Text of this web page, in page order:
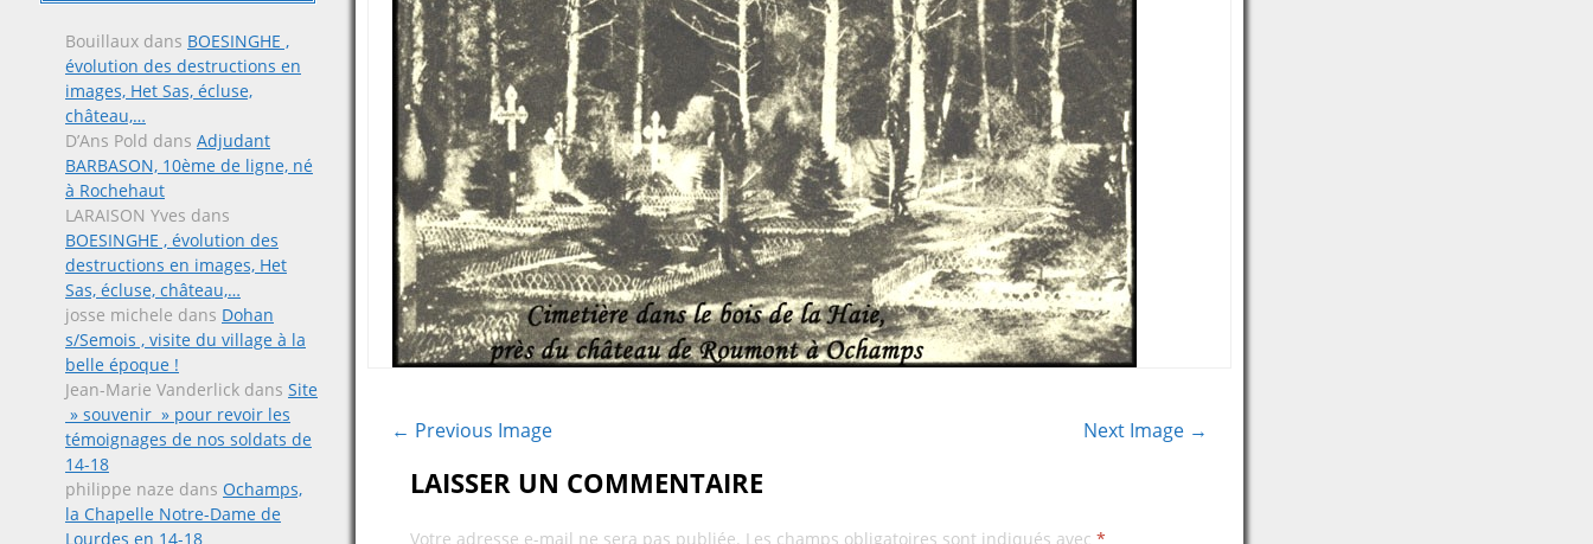
Bouillaux dans BOESINGHE ,
évolution des destructions en
images, Het Sas, écluse,
château,…
D’Ans Pold dans Adjudant
BARBASON, 10ème de ligne, né
à Rochehaut
LARAISON Yves dans
BOESINGHE , évolution des
destructions en images, Het
Sas, écluse, château,…
josse michele dans Dohan
s/Semois , visite du village à la
belle époque !
Jean-Marie Vanderlick dans Site
» souvenir » pour revoir les
témoignages de nos soldats de
14-18
philippe naze dans Ochamps,
la Chapelle Notre-Dame de
Lourdes en 14-18
← Previous Image Next Image →
LAISSER UN COMMENTAIRE
Votre adresse e-mail ne sera pas publiée. Les champs obligatoires sont indiqués avec*